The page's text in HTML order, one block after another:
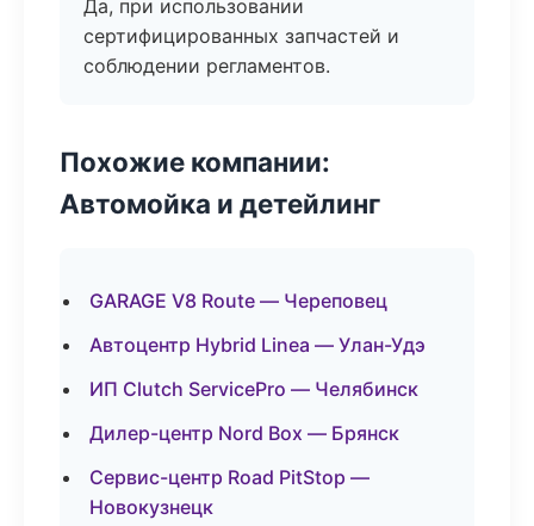
Да, при использовании
сертифицированных запчастей и
соблюдении регламентов.
Похожие компании:
Автомойка и детейлинг
GARAGE V8 Route — Череповец
Автоцентр Hybrid Linea — Улан-Удэ
ИП Clutch ServicePro — Челябинск
Дилер-центр Nord Box — Брянск
Сервис-центр Road PitStop —
Новокузнецк